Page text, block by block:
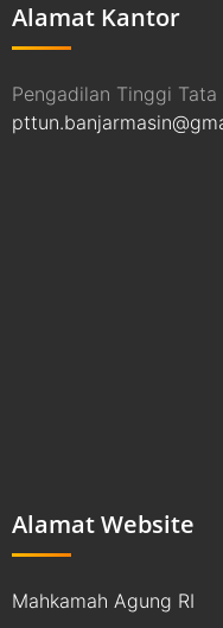
Alamat Kantor
Pengadilan Tinggi
Alamat Website
Mahkamah Agung RI